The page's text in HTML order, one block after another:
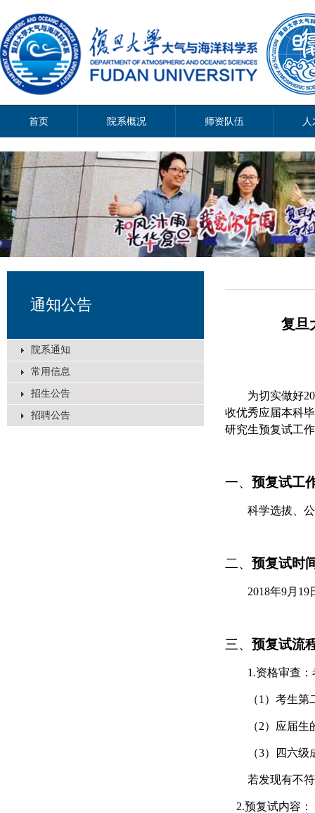
首页 院系概况 师资队伍 人
通知公告
院系通知
常用信息
招生公告
招聘公告
复旦
为切实做好
收优秀应届本科
研究生预复试工
一、 预复试工
科学选拔、
二、 预复试时
2018年9月 19
三、 预复试流
1.资格审查
（1 ）考生第
（2）应届生
（3）四六级
若发现有不
2.预复试内容：